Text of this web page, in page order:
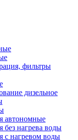
фильтры
дизельное
автономные
без нагрева воды
с нагревом воды